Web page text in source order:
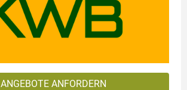
ANGEBOTE ANFORDERN